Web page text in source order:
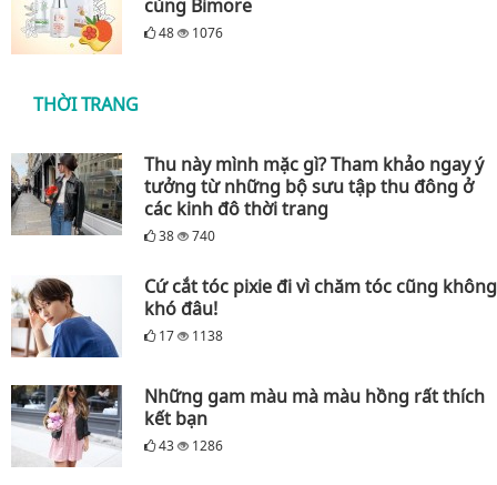
cùng Bimore
48 1076
THỜI TRANG
Thu này mình mặc gì? Tham khảo ngay ý
tưởng từ những bộ sưu tập thu đông ở
các kinh đô thời trang
38 740
Cứ cắt tóc pixie đi vì chăm tóc cũng không
khó đâu!
17 1138
Những gam màu mà màu hồng rất thích
kết bạn
43 1286